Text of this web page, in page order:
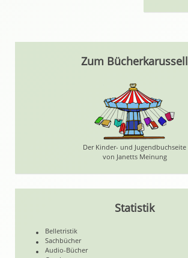
Zum Bücherkarussell
Der Kinder- und Jugendbuchseite
von Janetts Meinung
Statistik
Belletristik
Sachbücher
Audio-Bücher